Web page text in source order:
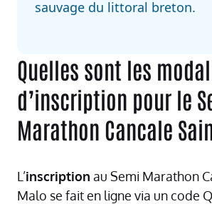
sauvage du littoral breton.
Quelles sont les
d’inscription pour le
Marathon Cancale
L’inscription au Semi Marathon
Malo se fait en ligne via un code